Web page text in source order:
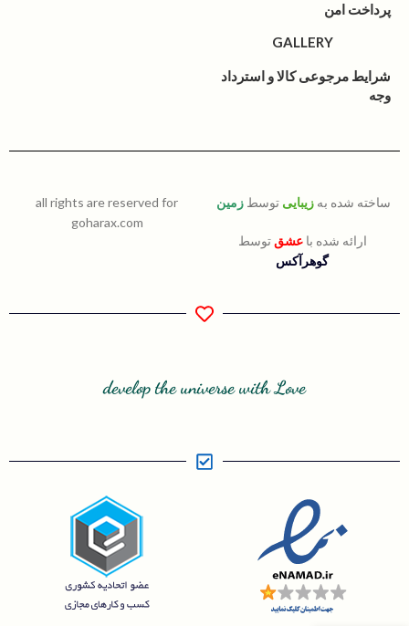
پرداخت امن
GALLERY
شرایط مرجوعی کالا و استرداد
وجه
ساخته شده به زیبایی توسط زمین
ارائه شده باعشق توسط
گوهرآکس
all rights are reserved for
goharax.com
develop the universe with Love